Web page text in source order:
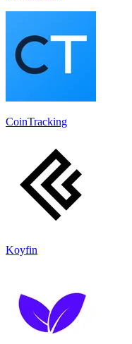
CoinTracking
Koyfin